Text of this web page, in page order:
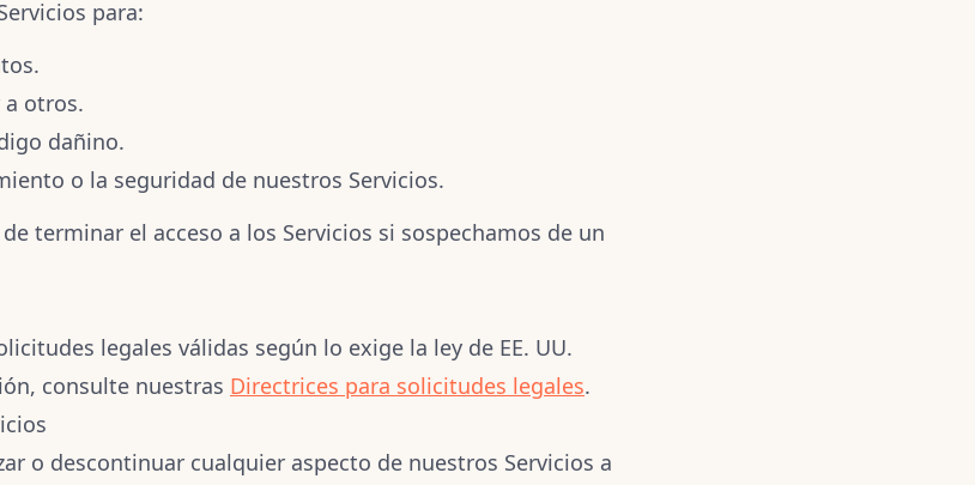
para:
a otros.
dañino.
o la seguridad de nuestros Servicios.
terminar el acceso a los Servicios si sospechamos de un
legales válidas según lo exige la ley de EE. UU.
consulte nuestras Directrices para solicitudes legales.
o descontinuar cualquier aspecto de nuestros Servicios a